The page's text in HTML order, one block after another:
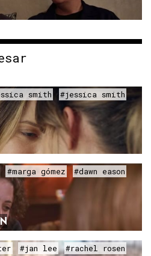
smith #jessica smith
#marga gómez #dawn eason
#jan lee #rachel rosen